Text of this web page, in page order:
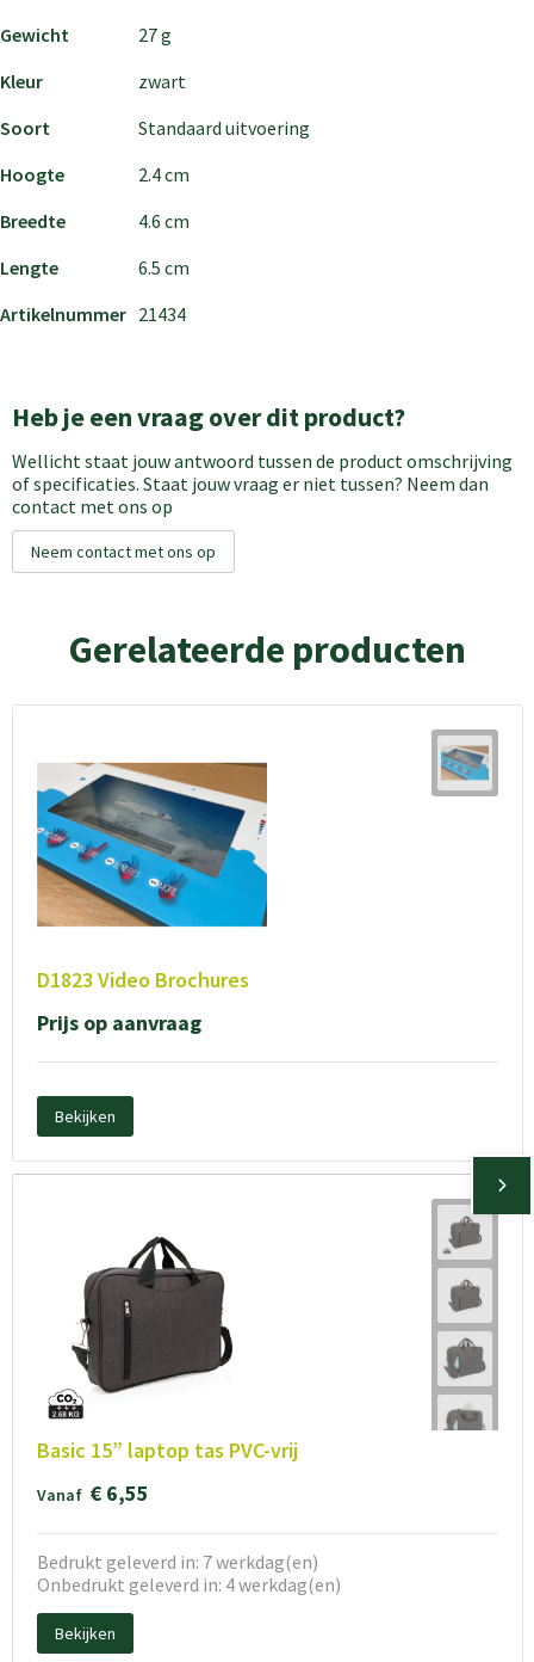
Gewicht
27 g
Kleur
zwart
Soort
Standaard uitvoering
Hoogte
2.4 cm
Breedte
4.6 cm
Lengte
6.5 cm
Artikelnummer 21434
Heb je een vraag over dit product?
Wellicht staat jouw antwoord tussen de product omschrijving
of specificaties. Staat jouw vraag er niet tussen? Neem dan
contact met ons op
Neem contact met ons op
Gerelateerde producten
D1823 Video Brochures
Prijs op aanvraag
Bekijken
Basic 15” laptop tas PVC-vrij
Vanaf € 6,55
Bedrukt geleverd in: 7 werkdag(en)
Onbedrukt geleverd in: 4 werkdag(en)
Bekijken